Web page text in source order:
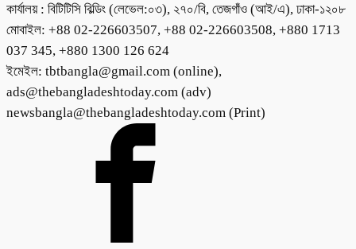
কার্যালয় : বিটিটিসি বিল্ডিং (লেভেল:০৩), ২৭০/বি, তেজগাঁও (আই/এ), ঢাকা-১২০৮
মোবাইল: +88 02-226603507, +88 02-226603508, +880 1713
037 345, +880 1300 126 624
ইমেইল: tbtbangla@gmail.com (online),
ads@thebangladeshtoday.com (adv)
newsbangla@thebangladeshtoday.com (Print)